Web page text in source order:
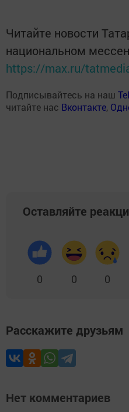
Читайте новости
национальном
https://max.ru/
Подписывайтесь на наш
читайте нас Вконтакте,
Оставляйте
0 0 0
Расскажите друзьям
Нет комментариев